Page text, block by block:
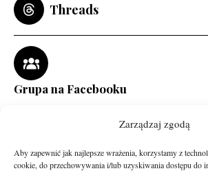
Zarządzaj zgodą
Aby zapewnić jak najlepsze wrażenia, korzystamy z
cookie, do przechowywania i/lub uzyskiwania dostępu do
Threads
Grupa na Facebooku